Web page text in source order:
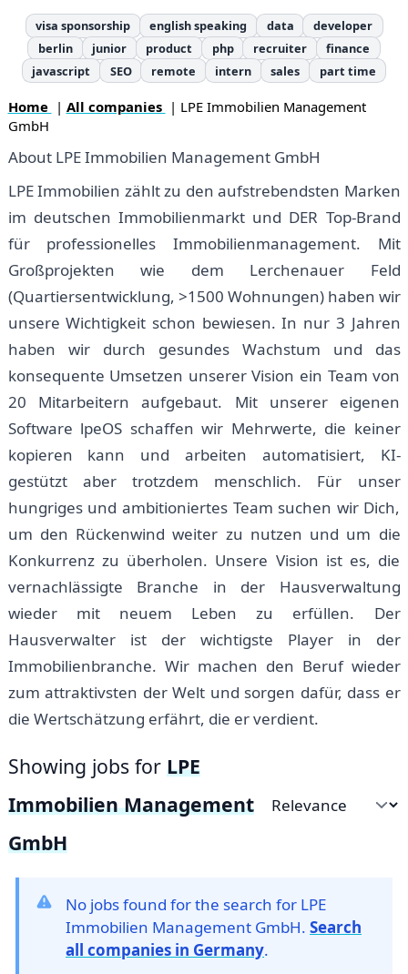
visa sponsorship english speaking data
developer
berlin
junior product php recruiter
finance
javascript
SEO remote intern sales part time
Home | All companies | LPE Immobilien Management
GmbH
About LPE Immobilien Management GmbH
LPE Immobilien zählt zu den aufstrebendsten Marken
im deutschen Immobilienmarkt und DER Top-Brand
für professionelles Immobilienmanagement. Mit
Großprojekten wie dem Lerchenauer Feld
(Quartiersentwicklung, >1500 Wohnungen) haben wir
unsere Wichtigkeit schon bewiesen. In nur 3 Jahren
haben wir durch gesundes Wachstum und das
konsequente Umsetzen unserer Vision ein Team von
20 Mitarbeitern aufgebaut. Mit unserer eigenen
Software lpeOS schaffen wir Mehrwerte, die keiner
kopieren kann und arbeiten automatisiert, KI-
gestützt aber trotzdem menschlich. Für unser
hungriges und ambitioniertes Team suchen wir Dich,
um den Rückenwind weiter zu nutzen und um die
Konkurrenz zu überholen. Unsere Vision ist es, die
vernachlässigte Branche in der Hausverwaltung
wieder mit neuem Leben zu erfüllen. Der
Hausverwalter ist der wichtigste Player in der
Immobilienbranche. Wir machen den Beruf wieder
zum attraktivsten der Welt und sorgen dafür, dass er
die Wertschätzung erfährt, die er verdient.
Showing jobs for LPE
Immobilien Management
GmbH
Sort by
No jobs found for the search for LPE
Immobilien Management GmbH. Search
all companies in Germany.